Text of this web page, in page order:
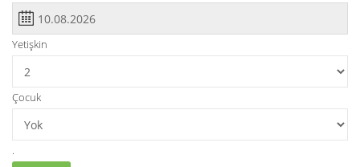
Yetişkin
Çocuk
.